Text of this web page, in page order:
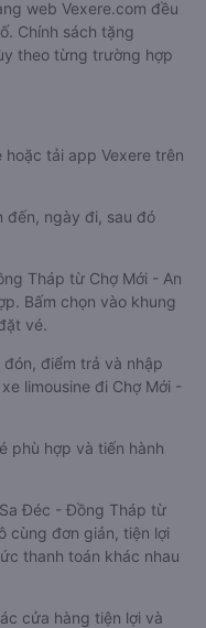
web Vexere.com đều
Chính sách tặng
theo từng trường hợp
hoặc tải app Vexere trên
đến, ngày đi, sau đó
Tháp từ Chợ Mới - An
Bấm chọn vào khung
vé.
điểm trả và nhập
limousine đi Chợ Mới -
phù hợp và tiến hành
Đéc - Đồng Tháp từ
cùng đơn giản, tiện lợi
thanh toán khác nhau
cửa hàng tiện lợi và